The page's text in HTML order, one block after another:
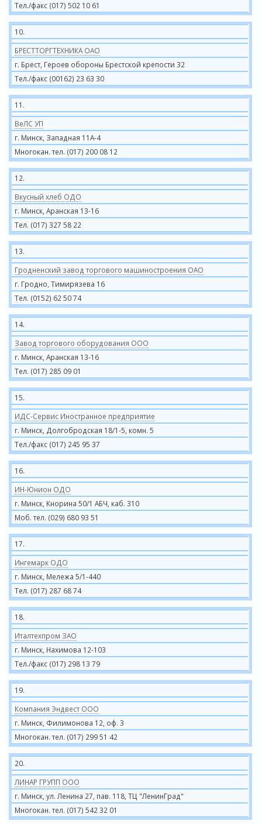
Тел./факс (017) 502 10 61
10.
БРЕСТТОРГТЕХНИКА ОАО
г. Брест, Героев обороны Брестской крепости 32
Тел./факс (00162) 23 63 30
11.
ВеЛС УП
г. Минск, Западная 11А-4
Многокан. тел. (017) 200 08 12
12.
Вкусный хлеб ОДО
г. Минск, Аранская 13-16
Тел. (017) 327 58 22
13.
Гродненский завод торгового машиностроения ОАО
г. Гродно, Тимирязева 16
Тел. (0152) 62 50 74
14.
Завод торгового оборудования ООО
г. Минск, Аранская 13-16
Тел. (017) 285 09 01
15.
ИДС-Сервис Иностранное предприятие
г. Минск, Долгобродская 18/1-5, комн. 5
Тел./факс (017) 245 95 37
16.
ИН-Юнион ОДО
г. Минск, Кнорина 50/1 АБЧ, каб. 310
Моб. тел. (029) 680 93 51
17.
Ингемарк ОДО
г. Минск, Мележа 5/1-440
Тел. (017) 287 68 74
18.
Италтехпром ЗАО
г. Минск, Нахимова 12-103
Тел./факс (017) 298 13 79
19.
Компания Эндвест ООО
г. Минск, Филимонова 12, оф. 3
Многокан. тел. (017) 299 51 42
20.
ЛИНАР ГРУПП ООО
г. Минск, ул. Ленина 27, пав. 118, ТЦ "ЛенинГрад"
Многокан. тел. (017) 542 32 01